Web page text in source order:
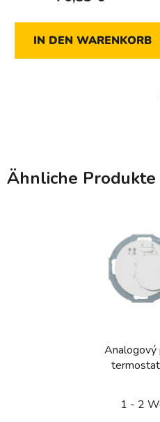
IN DEN WARENKORB
Ähnliche Produkte
1 - 2